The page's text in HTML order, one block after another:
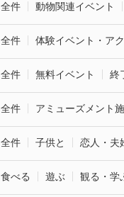
全件 動物関連イベント
全件 体験イベント・ア
全件 無料イベント 終
全件 アミューズメント
全件 子供と 恋人・夫
食べる 遊ぶ 観る・学